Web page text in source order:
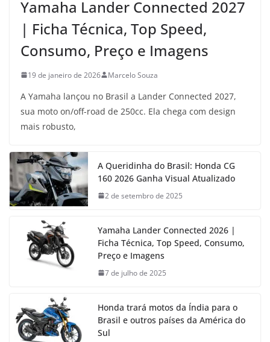
Yamaha Lander Connected 2027
| Ficha Técnica, Top Speed,
Consumo, Preço e Imagens
19 de janeiro de 2026 Marcelo Souza
A Yamaha lançou no Brasil a Lander Connected 2027,
sua moto on/off-road de 250cc. Ela chega com design
mais robusto,
A Queridinha do Brasil: Honda CG
160 2026 Ganha Visual Atualizado
2 de setembro de 2025
Yamaha Lander Connected 2026 |
Ficha Técnica, Top Speed, Consumo,
Preço e Imagens
7 de julho de 2025
Honda trará motos da Índia para o
Brasil e outros países da América do
Sul